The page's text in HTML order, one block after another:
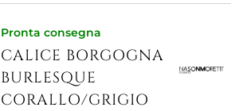
Pronta consegna
CALICE BORGOGNA
BURLESQUE
CORALLO/GRIGIO